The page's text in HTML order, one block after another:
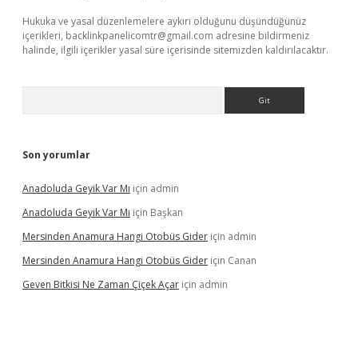
Hukuka ve yasal düzenlemelere aykırı olduğunu düşündüğünüz
içerikleri, backlinkpanelicomtr@gmail.com adresine bildirmeniz
halinde, ilgili içerikler yasal süre içerisinde sitemizden kaldırılacaktır.
Son yorumlar
Anadoluda Geyik Var Mı için admin
Anadoluda Geyik Var Mı için Başkan
Mersinden Anamura Hangi Otobüs Gider için admin
Mersinden Anamura Hangi Otobüs Gider için Canan
Geven Bitkisi Ne Zaman Çiçek Açar için admin